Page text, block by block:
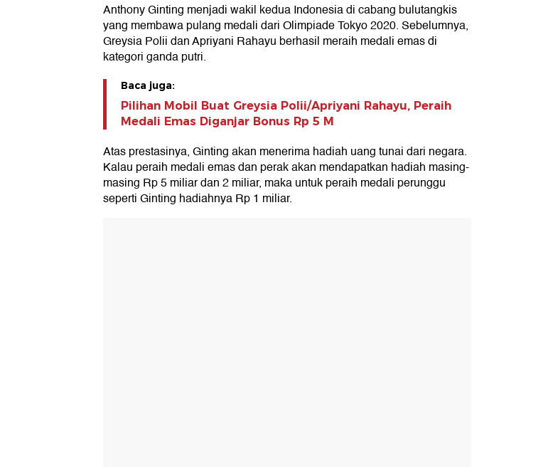
Anthony Ginting menjadi wakil kedua Indonesia di cabang bulutangkis
yang membawa pulang medali dari Olimpiade Tokyo 2020. Sebelumnya,
Greysia Polii dan Apriyani Rahayu berhasil meraih medali emas di
kategori ganda putri.
Baca juga:
Pilihan Mobil Buat Greysia Polii/Apriyani Rahayu, Peraih
Medali Emas Diganjar Bonus Rp 5 M
Atas prestasinya, Ginting akan menerima hadiah uang tunai dari negara.
Kalau peraih medali emas dan perak akan mendapatkan hadiah masing-
masing Rp 5 miliar dan 2 miliar, maka untuk peraih medali perunggu
seperti Ginting hadiahnya Rp 1 miliar.